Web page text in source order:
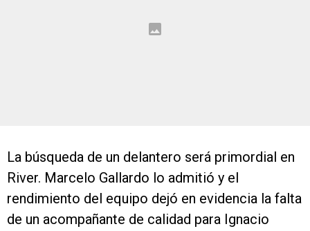
La búsqueda de un delantero será primordial en
River. Marcelo Gallardo lo admitió y el
rendimiento del equipo dejó en evidencia la falta
de un acompañante de calidad para Ignacio